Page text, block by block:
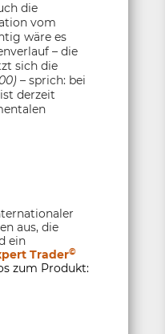
die
vom
wäre es
– die
sich die
– sprich: bei
derzeit
aus, die
ein
Trader©
zum Produkt: